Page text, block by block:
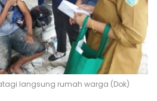
langsung rumah warga (Dok)